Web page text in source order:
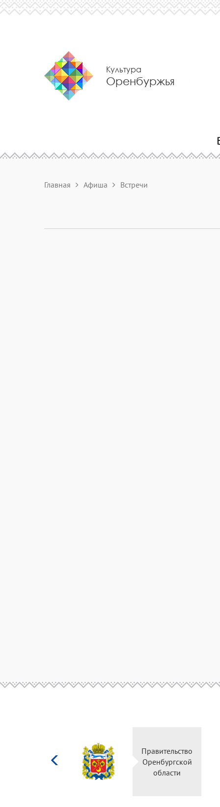
Культура
Оренбуржья
Главная Афиша Встречи
культуры
Российской
Правительство
Оренбургской
области